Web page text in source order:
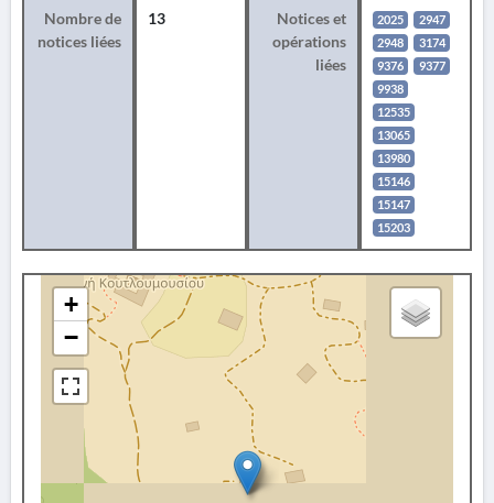
Nombre de
notices liées
13
Notices et
opérations
liées
2025
2947
2948
3174
9376
9377
9938
12535
13065
13980
15146
15147
15203
+
−